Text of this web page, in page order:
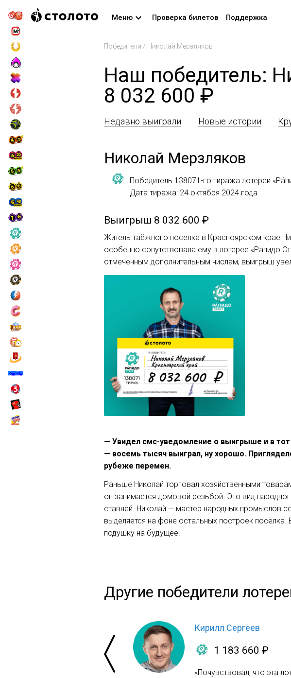
Меню Проверка билетов Поддержка
Победители / Николай Мерзляков
Наш победитель:
8 032 600 ₽
Недавно выиграли Новые истории
Николай Мерзляков
Победитель 138071-го тиража лотереи
Дата тиража: 24 октября 2024 года
Выигрыш 8 032 600 ₽
Житель таёжного поселка в Красноярском крае
особенно сопутствовала ему в лотерее «Рапидо
отмеченным дополнительным числам, выигрыш
— Увидел смс-уведомление о выигрыше и в
— восемь тысяч выиграл, ну хорошо.
рубеже перемен.
Раньше Николай торговал хозяйственными
он занимается домовой резьбой. Это вид
ставней. Николай — мастер народных промыслов
выделяется на фоне остальных построек
подушку на будущее.
Другие победители
Кирилл Сергеев
1 183 660 ₽
«Почувствовал, что эта